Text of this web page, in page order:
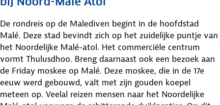
De rondreis op de Malediven begint in de hoofdstad
Malé. Deze stad bevindt zich op het zuidelijke puntje van
het Noordelijke Malé-atol. Het commerciële centrum
vormt Thulusdhoo. Breng daarnaast ook een bezoek aan
de Friday moskee op Malé. Deze moskee, die in de 17e
eeuw werd gebouwd, valt met zijn gouden koepel
meteen op. Veelal reizen mensen naar het Noordelijke